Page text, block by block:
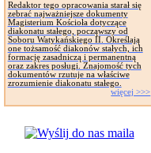
Redaktor tego opracowania starał się
zebrać najważniejsze dokumenty
Magisterium Kościoła dotyczące
diakonatu stałego, począwszy od
Soboru Watykańskiego II. Określają
one tożsamość diakonów stałych, ich
formację zasadniczą i permanentną
oraz zakres posługi. Znajomość tych
dokumentów rzutuje na właściwe
zrozumienie diakonatu stałego.
więcej >>>